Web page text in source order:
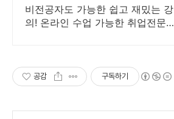
공자 취업가능한 게임기획
비전공자도 가능한 쉽고 재밌는 강
의! 온라인 수업 가능한 취업전문
공감 구독하기